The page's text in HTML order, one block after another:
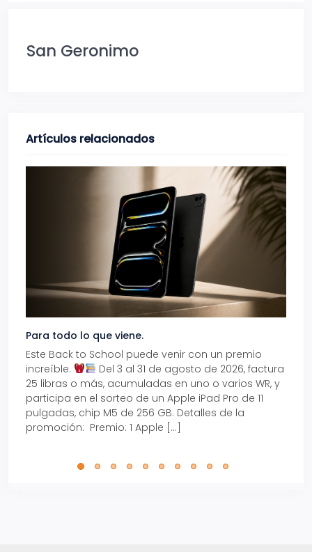
San Geronimo
Artículos relacionados
Para todo lo que viene.
Este Back to School puede venir con un premio
increíble.
Del 3 al 31 de agosto de 2026, factura
25 libras o más, acumuladas en uno o varios WR, y
participa en el sorteo de un Apple iPad Pro de 11
pulgadas, chip M5 de 256 GB. Detalles de la
promoción: Premio: 1 Apple […]